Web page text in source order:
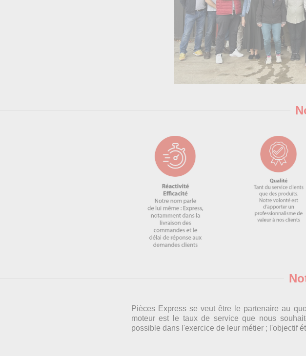
Pièces Express se veut être le partenaire au
moteur est le taux de service que nous
possible dans l'exercice de leur métier ; l'objectif